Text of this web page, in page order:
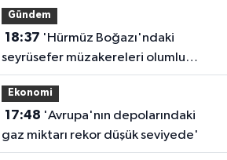
Gündem
18:37
seyrüsefer müzakereleri olumlu
ilerliyor'
Ekonomi
17:48
gaz miktarı rekor düşük seviyede'